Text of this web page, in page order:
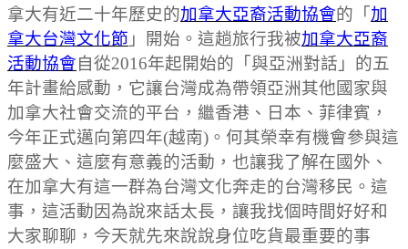
拿大有近二十年歷史的加拿大亞裔活動協會的「 加
拿大台灣文化節 」開始。這趟旅行我被加拿大亞裔
活動協會自從2016年起開始的「與亞洲對話」的五
年計畫給感動，它讓台灣成為帶領亞洲其他國家與
加拿大社會交流的平台，繼香港、日本、菲律賓，
今年正式邁向第四年(越南)。何其榮幸有機會參與這
麼盛大、這麼有意義的活動，也讓我了解在國外、
在加拿大有這一群為台灣文化奔走的台灣移民。這
事，這活動因為說來話太長，讓我找個時間好好和
大家聊聊，今天就先來說說身位吃貨最重要的事